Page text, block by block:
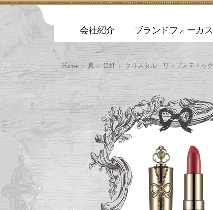
会社紹介 ブランドフォーカス
Home > 唇 > 口紅 > クリスタル リップスティック